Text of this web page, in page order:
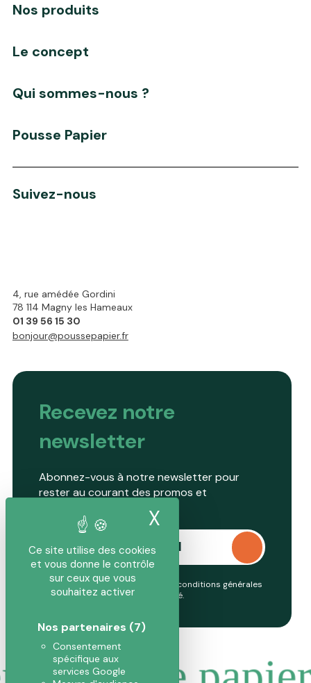
Ce site utilise des cookies
et vous donne le contrôle
sur ceux que vous
souhaitez activer
Nos partenaires (7)
Consentement
spécifique aux
services Google
X
4, rue amédée Gordini
78 114 Magny les Hameaux
01 39 56 15 30
bonjour@poussepapier.fr
Recevez notre
newsletter
Abonnez-vous à notre newsletter pour
rester au courant des promos et
En continuant, vous acceptez nos conditions générales
et notrepolitique de confidentialité.
Nos produits
Le concept
Qui sommes-nous ?
Pousse Papier
Suivez-nous